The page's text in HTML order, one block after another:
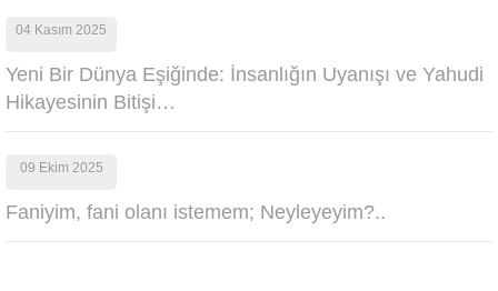
04 Kasım 2025
Yeni Bir Dünya Eşiğinde: İnsanlığın Uyanışı ve Yahudi
Hikayesinin Bitişi…
09 Ekim 2025
Faniyim, fani olanı istemem; Neyleyeyim?..